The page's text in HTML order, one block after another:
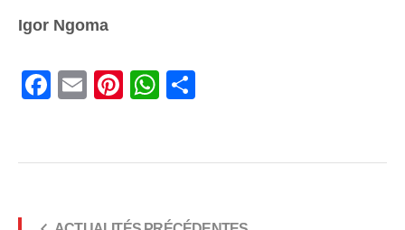
Igor Ngoma
Facebook
Email PinterestWhatsApp